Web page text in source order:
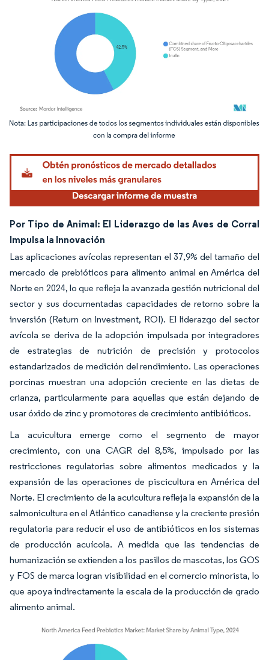
Imagen © Mordor Intelligence. El uso requiere atribución según CC BY 4.0.
Por Tipo de Animal: El Liderazgo de las Aves de Corral
Impulsa la Innovación
Las aplicaciones avícolas representan el 37,9% del tamaño del
mercado de prebióticos para alimento animal en América del
Norte en 2024, lo que refleja la avanzada gestión nutricional del
sector y sus documentadas capacidades de retorno sobre la
inversión (Return on Investment, ROI). El liderazgo del sector
avícola se deriva de la adopción impulsada por integradores
de estrategias de nutrición de precisión y protocolos
estandarizados de medición del rendimiento. Las operaciones
porcinas muestran una adopción creciente en las dietas de
crianza, particularmente para aquellas que están dejando de
usar óxido de zinc y promotores de crecimiento antibióticos.
La acuicultura emerge como el segmento de mayor
crecimiento, con una CAGR del 8,5%, impulsado por las
restricciones regulatorias sobre alimentos medicados y la
expansión de las operaciones de piscicultura en América del
Norte. El crecimiento de la acuicultura refleja la expansión de la
salmonicultura en el Atlántico canadiense y la creciente presión
regulatoria para reducir el uso de antibióticos en los sistemas
de producción acuícola. A medida que las tendencias de
humanización se extienden a los pasillos de mascotas, los GOS
y FOS de marca logran visibilidad en el comercio minorista, lo
que apoya indirectamente la escala de la producción de grado
alimento animal.